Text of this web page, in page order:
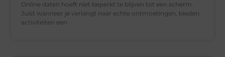
Online daten hoeft niet beperkt te blijven tot een scherm.
Juist wanneer je verlangt naar echte ontmoetingen, bieden
activiteiten een